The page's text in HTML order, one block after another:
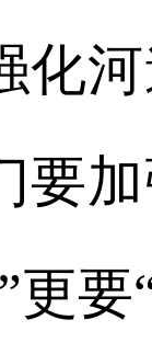
河
要
更要